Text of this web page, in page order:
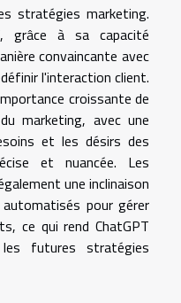
stratégies marketing.
grâce à sa capacité
convaincante avec
l'interaction client.
croissante de
marketing, avec une
et les désirs des
et nuancée. Les
une inclinaison
pour gérer
ce qui rend ChatGPT
futures stratégies